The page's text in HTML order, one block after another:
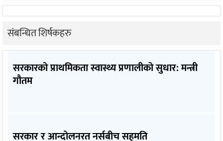
संबन्धित शिर्षकहरु
सरकारको प्राथमिकता स्वास्थ्य प्रणालीको सुधार: मन्त्री
गौतम
सरकार र आन्दोलनरत नर्सबीच सहमति